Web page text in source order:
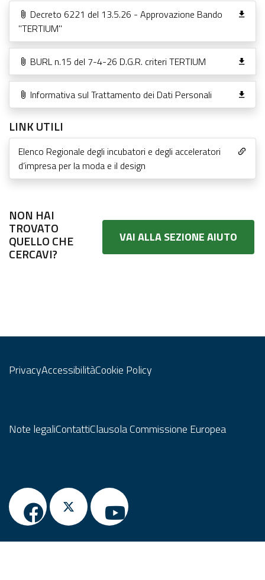
Decreto 6221 del 13.5.26 - Approvazione Bando
"TERTIUM"
BURL n.15 del 7-4-26 D.G.R. criteri TERTIUM
Informativa sul Trattamento dei Dati Personali
LINK UTILI
Elenco Regionale degli incubatori e degli acceleratori
d’impresa per la moda e il design
NON HAI
TROVATO
QUELLO CHE
CERCAVI?
VAI ALLA SEZIONE AIUTO
PrivacyAccessibilitàCookie Policy
Note legaliContattiClausola Commissione Europea